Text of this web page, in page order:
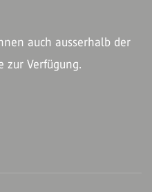
auch ausserhalb der
zur Verfügung.